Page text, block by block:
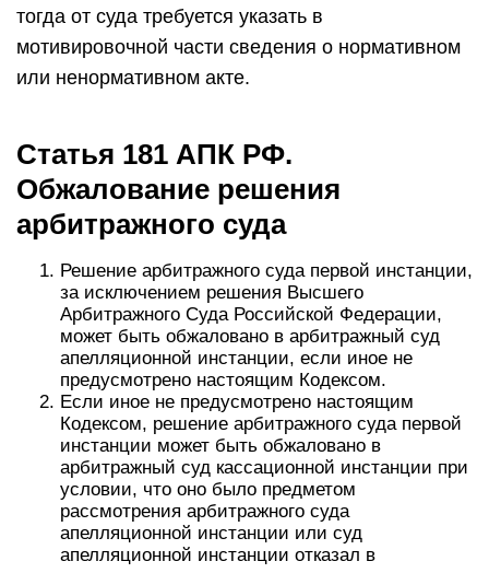
тогда от суда требуется указать в
мотивировочной части сведения о нормативном
или ненормативном акте.
Статья 181 АПК РФ.
Обжалование решения
арбитражного суда
Решение арбитражного суда первой инстанции,
за исключением решения Высшего
Арбитражного Суда Российской Федерации,
может быть обжаловано в арбитражный суд
апелляционной инстанции, если иное не
предусмотрено настоящим Кодексом.
Если иное не предусмотрено настоящим
Кодексом, решение арбитражного суда первой
инстанции может быть обжаловано в
арбитражный суд кассационной инстанции при
условии, что оно было предметом
рассмотрения арбитражного суда
апелляционной инстанции или суд
апелляционной инстанции отказал в